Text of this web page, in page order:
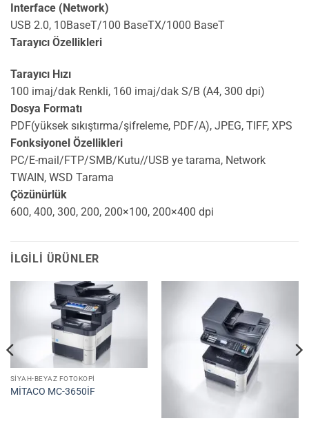
Interface (Network)
USB 2.0, 10BaseT/100 BaseTX/1000 BaseT
Tarayıcı Özellikleri
Tarayıcı Hızı
100 imaj/dak Renkli, 160 imaj/dak S/B (A4, 300 dpi)
Dosya Formatı
PDF(yüksek sıkıştırma/şifreleme, PDF/A), JPEG, TIFF, XPS
Fonksiyonel Özellikleri
PC/E-mail/FTP/SMB/Kutu//USB ye tarama, Network
TWAIN, WSD Tarama
Çözünürlük
600, 400, 300, 200, 200×100, 200×400 dpi
İLGILI ÜRÜNLER
SIYAH-BEYAZ FOTOKOPI
MİTACO MC-3650İF